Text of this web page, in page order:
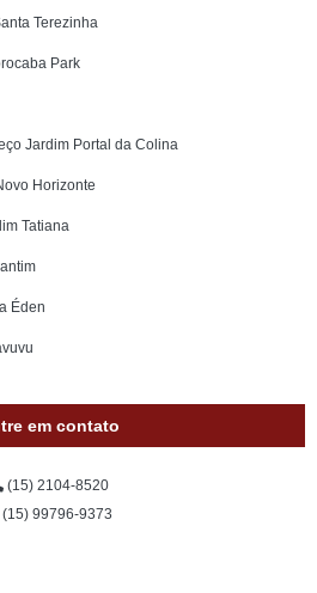
Terezinha
Park
Jardim Portal da Colina
Horizonte
Tatiana
Éden
em contato
(15) 2104-8520
(15) 99796-9373